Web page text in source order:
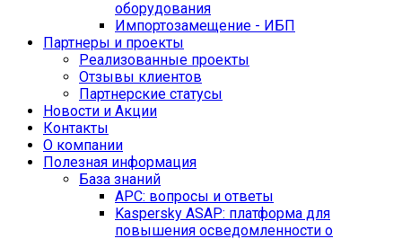
оборудования
Импортозамещение - ИБП
Партнеры и проекты
Реализованные проекты
Отзывы клиентов
Партнерские статусы
Новости и Акции
Контакты
O компании
Полезная информация
База знаний
APC: вопросы и ответы
Kaspersky ASAP: платформа для
повышения осведомленности о